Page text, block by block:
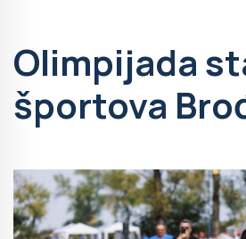
Olimpijada
športova